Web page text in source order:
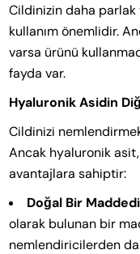
Cildinizin daha parlak
kullanım önemlidir.
varsa ürünü
fayda var.
Hyaluronik Asidin
Cildinizi
Ancak hyaluronik
avantajlara sahiptir:
Doğal Bir
olarak bulunan bir
nemlendiricilerden